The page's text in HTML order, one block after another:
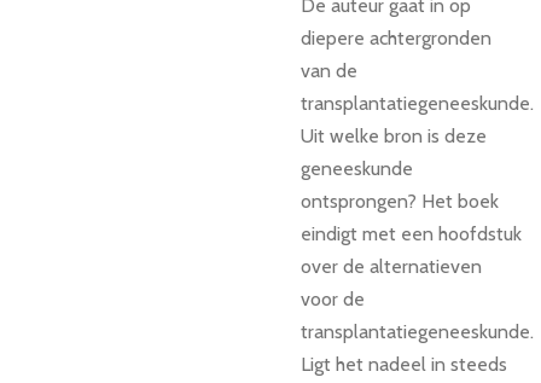
De auteur gaat in op
diepere achtergronden
van de
transplantatiegeneeskunde.
Uit welke bron is deze
geneeskunde
ontsprongen? Het boek
eindigt met een hoofdstuk
over de alternatieven
voor de
transplantatiegeneeskunde.
Ligt het nadeel in steeds